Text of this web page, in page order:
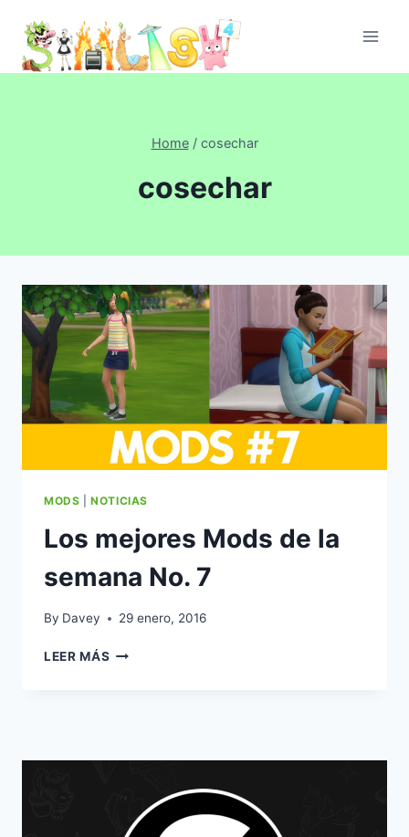
content
Home / cosechar
cosechar
MODS |NOTICIAS
Los mejores Mods de la
semana No. 7
By Davey 29 enero, 2016
LEER MÁS LOS